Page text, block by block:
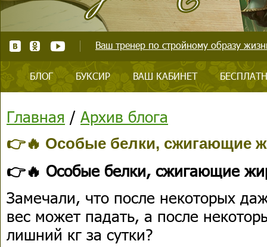
Ваш тренер по стройному образу
БЛОГ БУКСИР ВАШ КАБИНЕТ
Главная / Архив блога
👉🔥 Особые белки, сжигающие
👉🔥 Особые белки, сжигающие
Замечали, что после некоторых
вес может падать, а после
лишний кг за сутки?